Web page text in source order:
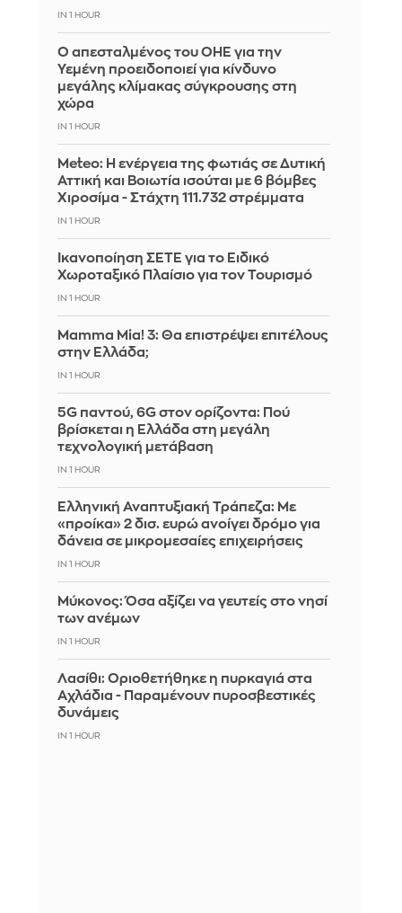
IN 1 HOUR
Ο απεσταλμένος του ΟΗΕ για την
Υεμένη προειδοποιεί για κίνδυνο
μεγάλης κλίμακας σύγκρουσης στη
χώρα
IN 1 HOUR
Meteo: Η ενέργεια της φωτιάς σε Δυτική
Αττική και Βοιωτία ισούται με 6 βόμβες
Χιροσίμα - Στάχτη 111.732 στρέμματα
IN 1 HOUR
Ικανοποίηση ΣΕΤΕ για το Ειδικό
Χωροταξικό Πλαίσιο για τον Τουρισμό
IN 1 HOUR
Mamma Mia! 3: Θα επιστρέψει επιτέλους
στην Ελλάδα;
IN 1 HOUR
5G παντού, 6G στον ορίζοντα: Πού
βρίσκεται η Ελλάδα στη μεγάλη
τεχνολογική μετάβαση
IN 1 HOUR
Ελληνική Αναπτυξιακή Τράπεζα: Με
«προίκα» 2 δισ. ευρώ ανοίγει δρόμο για
δάνεια σε μικρομεσαίες επιχειρήσεις
IN 1 HOUR
Μύκονος: Όσα αξίζει να γευτείς στο νησί
των ανέμων
IN 1 HOUR
Λασίθι: Οριοθετήθηκε η πυρκαγιά στα
Αχλάδια - Παραμένουν πυροσβεστικές
δυνάμεις
IN 1 HOUR